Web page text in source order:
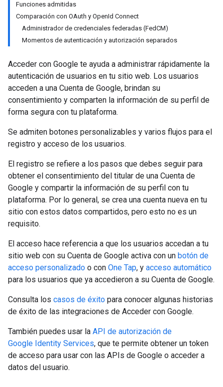
Funciones admitidas
Comparación con OAuth y OpenId Connect
Administrador de credenciales federadas (FedCM)
Momentos de autenticación y autorización separados
Acceder con Google te ayuda a administrar rápidamente la
autenticación de usuarios en tu sitio web. Los usuarios
acceden a una Cuenta de Google, brindan su
consentimiento y comparten la información de su perfil de
forma segura con tu plataforma.
Se admiten botones personalizables y varios flujos para el
registro y acceso de los usuarios.
El registro se refiere a los pasos que debes seguir para
obtener el consentimiento del titular de una Cuenta de
Google y compartir la información de su perfil con tu
plataforma. Por lo general, se crea una cuenta nueva en tu
sitio con estos datos compartidos, pero esto no es un
requisito.
El acceso hace referencia a que los usuarios accedan a tu
sitio web con su Cuenta de Google activa con un botón de
acceso personalizado o con One Tap, y acceso automático
para los usuarios que ya accedieron a su Cuenta de Google.
Consulta los casos de éxito para conocer algunas historias
de éxito de las integraciones de Acceder con Google.
También puedes usar la API de autorización de
Google Identity Services, que te permite obtener un token
de acceso para usar con las APIs de Google o acceder a
datos del usuario.